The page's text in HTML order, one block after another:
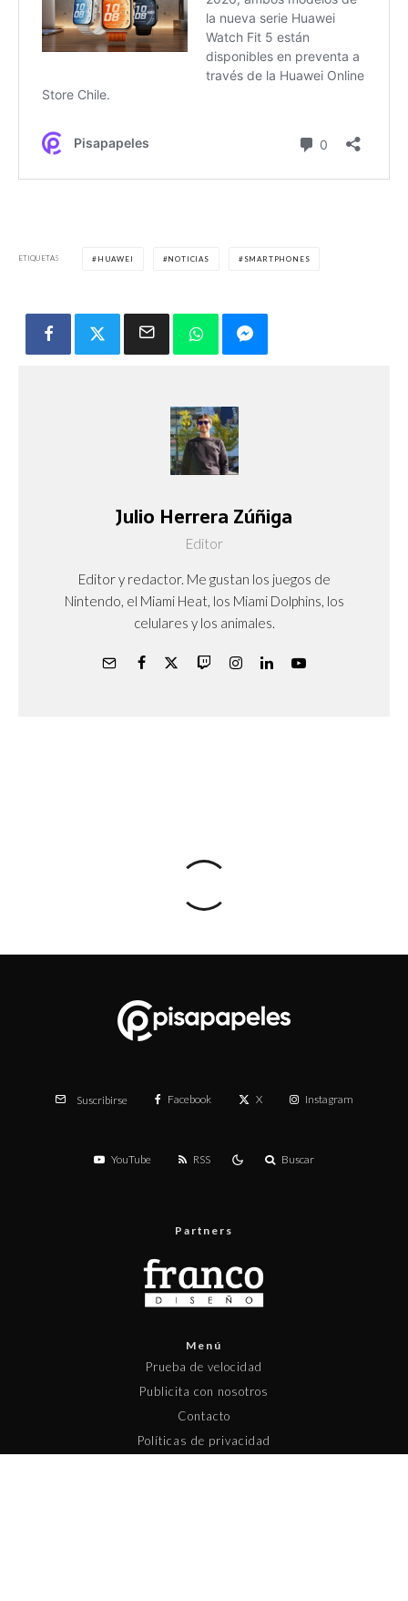
ETIQUETAS HUAWEI NOTICIAS SMARTPHONES
Julio Herrera Zúñiga
Editor
Editor y redactor. Me gustan los juegos de
Nintendo, el Miami Heat, los Miami Dolphins, los
celulares y los animales.
Suscribirse Facebook X Instagram
YouTube RSS Buscar
Partners
Menú
Prueba de velocidad
Publicita con nosotros
Contacto
Políticas de privacidad